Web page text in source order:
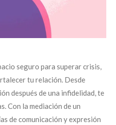
seguro para superar crisis,
tu relación. Desde
después de una infidelidad, te
Con la mediación de un
de comunicación y expresión